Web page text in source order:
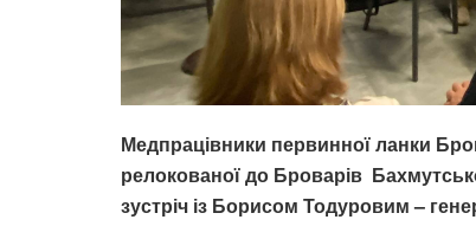
Медпрацівники первинної ланки
релокованої до Броварів
зустріч із Борисом Тодуровим –